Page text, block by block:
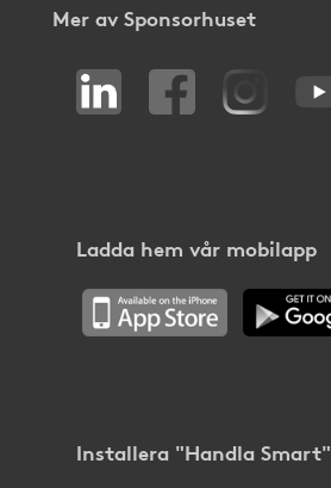
Mer av Sponsorhuset
Ladda hem vår mobilapp
Installera "Handla Smart"